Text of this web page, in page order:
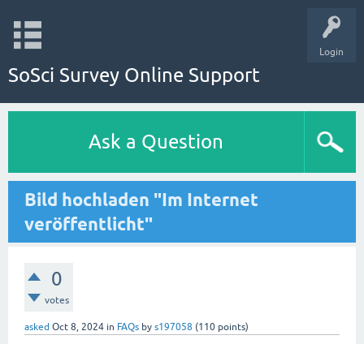
Login
SoSci Survey Online Support
Ask a Question
Bild hochladen "Im Internet
veröffentlicht"
0
votes
asked Oct 8, 2024 in FAQs by s197058 (110 points)